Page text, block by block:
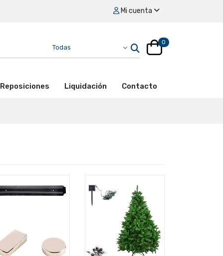
Mi cuenta
0
Reposiciones Liquidación Contacto